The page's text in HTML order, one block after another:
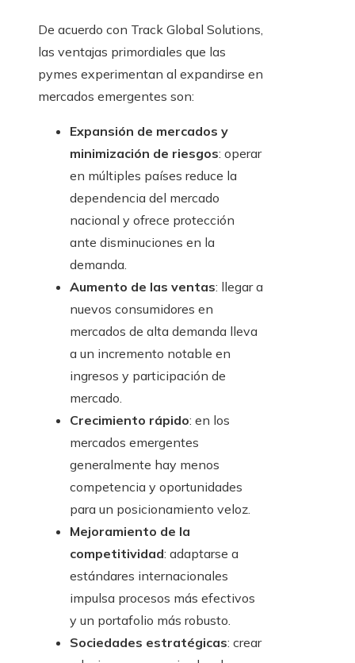
De acuerdo con Track Global Solutions,
las ventajas primordiales que las
pymes experimentan al expandirse en
mercados emergentes son:
Expansión de mercados y
minimización de riesgos: operar
en múltiples países reduce la
dependencia del mercado
nacional y ofrece protección
ante disminuciones en la
demanda.
Aumento de las ventas: llegar a
nuevos consumidores en
mercados de alta demanda lleva
a un incremento notable en
ingresos y participación de
mercado.
Crecimiento rápido: en los
mercados emergentes
generalmente hay menos
competencia y oportunidades
para un posicionamiento veloz.
Mejoramiento de la
competitividad: adaptarse a
estándares internacionales
impulsa procesos más efectivos
y un portafolio más robusto.
Sociedades estratégicas: crear